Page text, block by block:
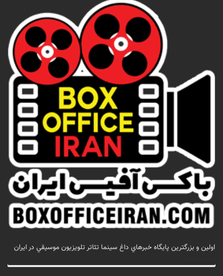
اولين و بزرگترين پايگاه خبرهاي داغ سينما تئاتر تلويزيون موسيقي در ايران